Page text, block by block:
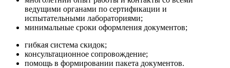
ведущими органами по сертификации и
испытательными лабораториями;
минимальные сроки оформления документов;
гибкая система скидок;
консультационное сопровождение;
помощь в формировании пакета документов.